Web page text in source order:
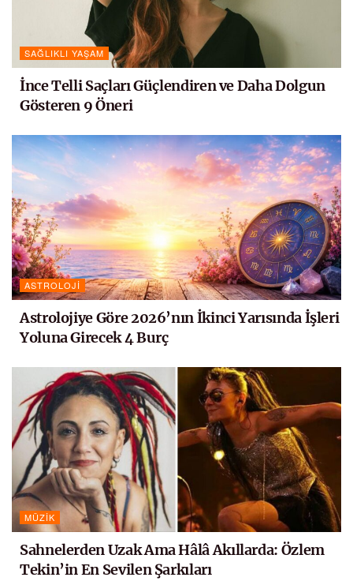
SAĞLIKLI YAŞAM
İnce Telli Saçları Güçlendiren ve Daha Dolgun
Gösteren 9 Öneri
ASTROLOJI
Astrolojiye Göre 2026’nın İkinci Yarısında İşleri
Yoluna Girecek 4 Burç
MÜZIK
Sahnelerden Uzak Ama Hâlâ Akıllarda: Özlem
Tekin’in En Sevilen Şarkıları